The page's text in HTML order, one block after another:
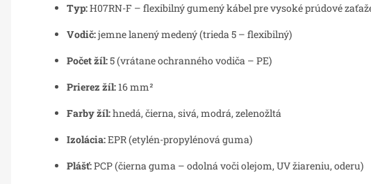
Typ:H07RN-F – flexibilný gumený kábel pre vysoké prúdové
Vodič:jemne lanený medený (trieda 5 – flexibilný)
Počet žíl:5 (vrátane ochranného vodiča – PE)
Prierez žíl:16 mm²
Farby žíl:hnedá, čierna, sivá, modrá, zelenožltá
Izolácia:EPR (etylén-propylénová guma)
Plášť:PCP (čierna guma – odolná voči olejom, UV žiareniu, oderu)